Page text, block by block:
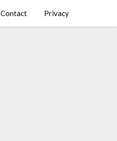
Contact Privacy